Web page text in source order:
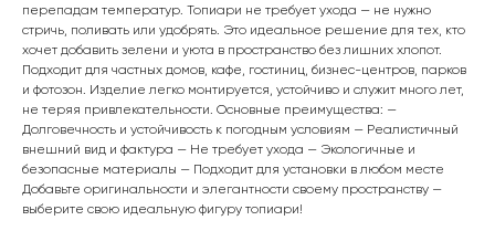
перепадам температур. Топиари не требует ухода — не нужно
стричь, поливать или удобрять. Это идеальное решение для тех, кто
хочет добавить зелени и уюта в пространство без лишних хлопот.
Подходит для частных домов, кафе, гостиниц, бизнес-центров, парков
и фотозон. Изделие легко монтируется, устойчиво и служит много лет,
не теряя привлекательности. Основные преимущества: —
Долговечность и устойчивость к погодным условиям — Реалистичный
внешний вид и фактура — Не требует ухода — Экологичные и
безопасные материалы — Подходит для установки в любом месте
Добавьте оригинальности и элегантности своему пространству —
выберите свою идеальную фигуру топиари!